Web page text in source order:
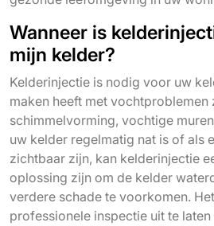
Wanneer is
mijn kelder?
Kelderinjectie is nodig voor uw
maken heeft met vochtproblemen
schimmelvorming, vochtige
uw kelder regelmatig nat is of als
zichtbaar zijn, kan kelderinjectie
oplossing zijn om de kelder
verdere schade te voorkomen.
professionele inspectie uit te